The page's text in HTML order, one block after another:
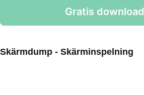
Gratis download
Skärmdump - Skärminspelning